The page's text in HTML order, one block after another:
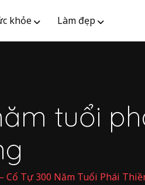
khỏe Làm đẹp
tuổi
Cổ Tự 300 Năm Tuổi Phái